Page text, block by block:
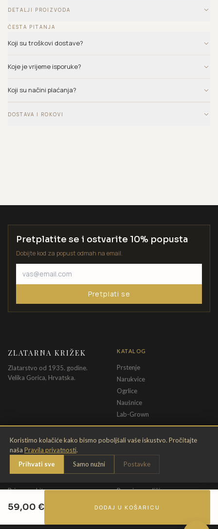
DETALJI PROIZVODA
ČESTA PITANJA
Koji su troškovi dostave?
Koje je vrijeme isporuke?
Koji su načini plaćanja?
DOSTAVA I ROKOVI
59,00 € DODAJ U KOŠARICU
Koristimo kolačiće kako bismo poboljšali vaše iskustvo. Pročitajte
naša Pravila privatnosti.
Prihvati sve
Samo nužni Postavke
Pretplatite se i ostvarite 10% popusta
Dobijte kod za popust odmah na email.
Pretplati se
ZLATARNA KRIŽEK
Zlatarstvo od 1935. godine.
Velika Gorica, Hrvatska.
KATALOG
Prstenje
Narukvice
Ogrlice
Naušnice
Lab-Grown
INFORMACIJE
O nama
Kontakt
Briga o nakitu
Jamstvo
PRAVNE ODREDBE
Pravila privatnosti
Opći uvjeti
Promjena veličine
Uvjeti poklon bona